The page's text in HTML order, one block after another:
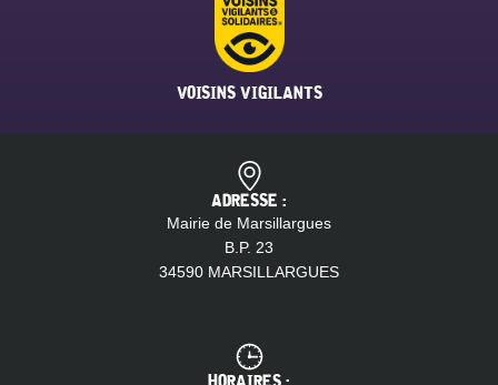
VOISINS VIGILANTS
ADRESSE :
Mairie de Marsillargues
B.P. 23
34590 MARSILLARGUES